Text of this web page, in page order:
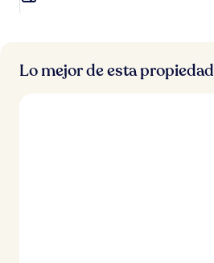
Lo mejor de esta propiedad